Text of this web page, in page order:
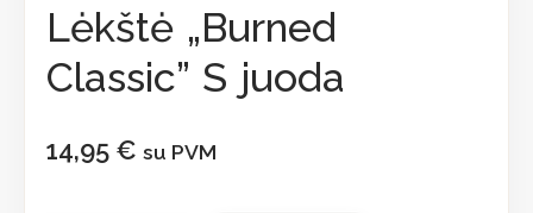
Lėkštė „Burned
Classic” S juoda
14,95 € su PVM